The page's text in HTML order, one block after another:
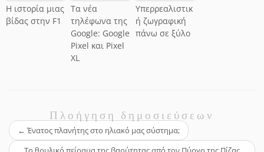
Η ιστορία μιας
βίδας στην F1
Τα νέα
τηλέφωνα της
Google: Google
Pixel και Pixel
XL
Υπερρεαλιστικ
ή ζωγραφική
πάνω σε ξύλο
Πλοήγηση δημοσιεύσεων
← Ένατος πλανήτης στο ηλιακό μας σύστημα;